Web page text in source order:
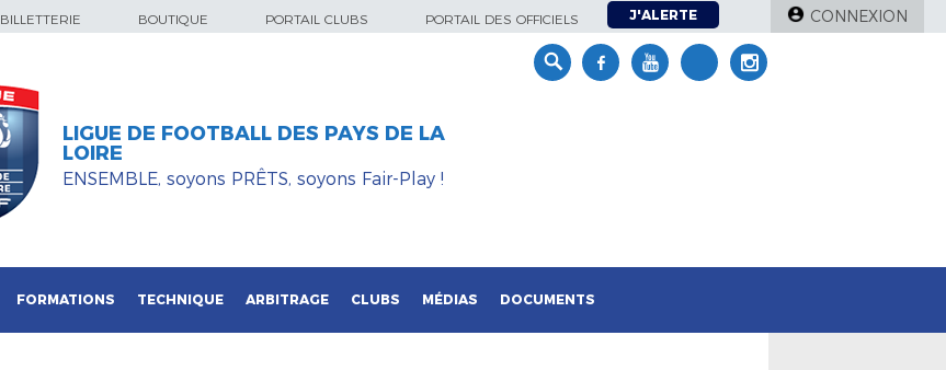
BILLETTERIE BOUTIQUE PORTAIL CLUBS PORTAIL DES OFFICIELS J'ALERTE CONNEXION
LIGUE DE FOOTBALL DES PAYS DE LA
LOIRE
ENSEMBLE, soyons PRÊTS, soyons Fair-Play !
FORMATIONS TECHNIQUE ARBITRAGE CLUBS MÉDIAS DOCUMENTS